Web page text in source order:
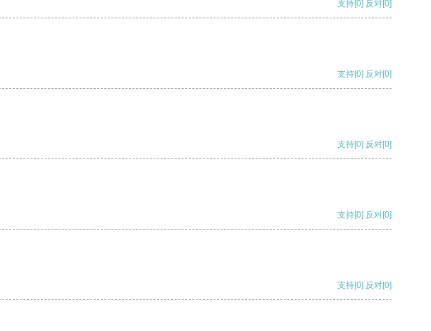
支持[0] 反对[0]
支持[0] 反对[0]
支持[0] 反对[0]
支持[0] 反对[0]
支持[0] 反对[0]